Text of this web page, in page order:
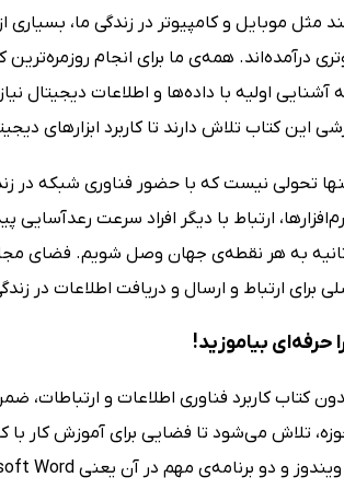
موبایل و کامپیوتر در زندگی ما، بسیاری
درآمده‌اند. همه‌ی ما برای انجام روزمره‌ترین
اولیه با داده‌ها و اطلاعات دیجیتال
این کتاب تلاش دارند تا کاربرد ابزارهای
تنها تحولی نیست که با حضور فناوری شبکه در
ارتباط با دیگر افراد سرعت
ثانیه به هر نقطه‌ی جهان وصل شویم. فضای
برای ارتباط و ارسال و دریافت اطلاعات در
حرفه‌ای بیاموزید!
کتاب کاربرد فناوری اطلاعات و ارتباطات،
تلاش می‌شود تا فضایی برای آموزش کار با